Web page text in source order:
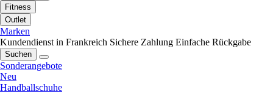
Fitness
Outlet
Marken
Kundendienst in Frankreich Sichere Zahlung Einfache Rückgabe
Suchen
Sonderangebote
Neu
Handballschuhe